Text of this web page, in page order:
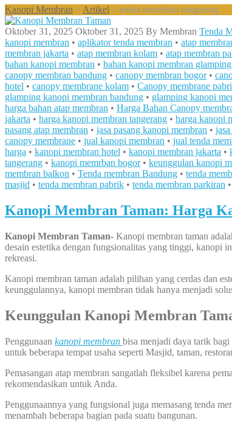
Kanopi Membran > Artikel > tenda mmebran tangerang
Oktober 31, 2025 Oktober 31, 2025 By Membran Tenda
kanopi membran • aplikator tenda membran • atap
membran jakarta • atap membran kolam • atap membran
bahan kanopi membran • bahan kanopi membran glamping
canopy membran bandung • canopy membran bogor•
hotel • canopy membrane kolam • Canopy membrane
glamping kanopi membran bandung • glamping kanopi
harga bahan atap membran • Harga Bahan Canopy
jakarta • harga kanopi membran tangerang • harga kanopi
pasang atap membran • jasa pasang kanopi membran •
canopy membrane • jual kanopi membran • jual tenda
harga • kanopi membran hotel • kanopi membran jakarta •
tangerang • kanopi memrban bogor• keunggulan kanopi
membran balkon • Tenda membran Bandung • tenda
masjid • tenda membran pabrik • tenda membran parkiran •
Kanopi Membran Taman: Harga
Kanopi Membran Taman- Kanopi membran taman
desain estetika dengan fungsionalitas yang tinggi, kanopi
rekreasi.
Kanopi membran taman adalah pilihan yang cerdas dan
keunggulannya, kanopi membran tidak hanya menjadi
Keunggulan Kanopi Membran
Penggunaan kanopi membran bisa menjadi daya tarik
untuk beberapa tempat usaha seperti Masjid, taman,
Pemasangan atap membran sangatlah fleksibel karena
rekomendasikan untuk Anda.
Penggunaannya yang fungsional juga memasang tenda
menambah beberapa bagian pada suatu bangunan.